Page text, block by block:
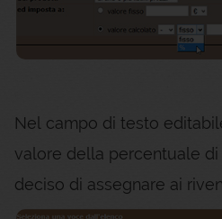
Nel campo di testo
valore della percentuale
deciso di assegnare ai